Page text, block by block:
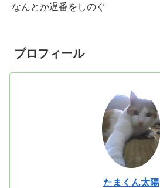
なんとか遅番をしのぐ
プロフィール
たまくん太陽